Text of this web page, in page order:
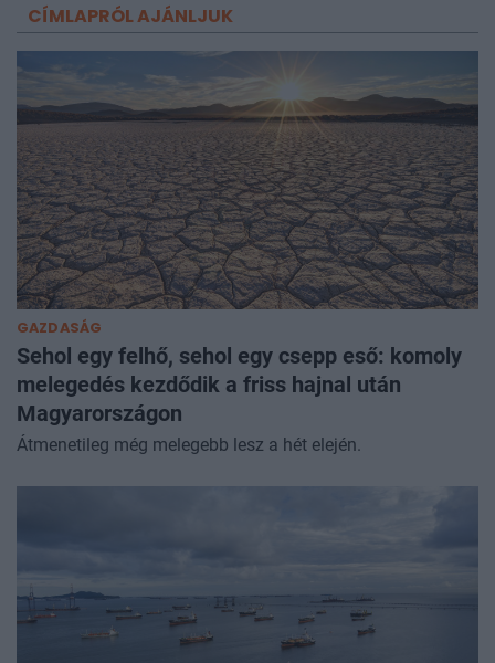
CÍMLAPRÓL AJÁNLJUK
GAZDASÁG
Sehol egy felhő, sehol egy csepp eső: komoly
melegedés kezdődik a friss hajnal után
Magyarországon
Átmenetileg még melegebb lesz a hét elején.